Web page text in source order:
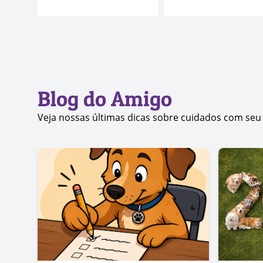
Blog do Amigo
Veja nossas últimas dicas sobre cuidados com